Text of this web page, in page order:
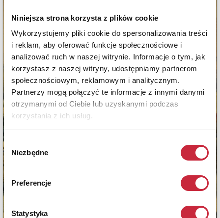
Niniejsza strona korzysta z plików cookie
Wykorzystujemy pliki cookie do spersonalizowania treści
i reklam, aby oferować funkcje społecznościowe i
analizować ruch w naszej witrynie. Informacje o tym, jak
korzystasz z naszej witryny, udostępniamy partnerom
społecznościowym, reklamowym i analitycznym.
Partnerzy mogą połączyć te informacje z innymi danymi
otrzymanymi od Ciebie lub uzyskanymi podczas
korzystania z ich usług.
Wybór
zgody
Niezbędne
Preferencje
Statystyka